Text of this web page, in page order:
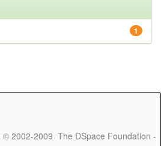
1
© 2002-2009 The DSpace Foundation -